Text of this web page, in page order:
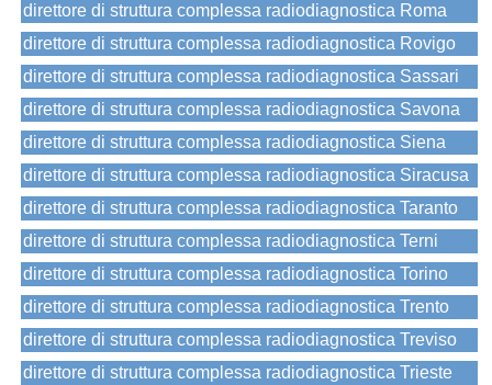
direttore di struttura complessa radiodiagnostica Roma
direttore di struttura complessa radiodiagnostica Rovigo
direttore di struttura complessa radiodiagnostica Sassari
direttore di struttura complessa radiodiagnostica Savona
direttore di struttura complessa radiodiagnostica Siena
direttore di struttura complessa radiodiagnostica Siracusa
direttore di struttura complessa radiodiagnostica Taranto
direttore di struttura complessa radiodiagnostica Terni
direttore di struttura complessa radiodiagnostica Torino
direttore di struttura complessa radiodiagnostica Trento
direttore di struttura complessa radiodiagnostica Treviso
direttore di struttura complessa radiodiagnostica Trieste